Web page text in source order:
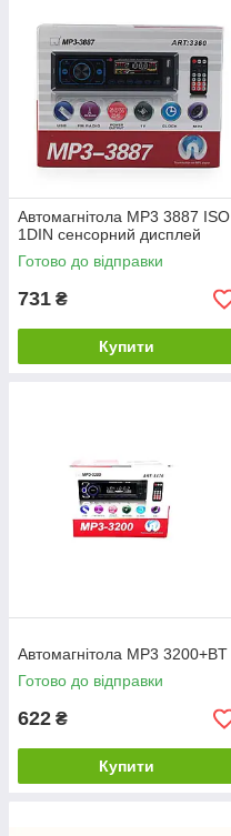
Автомагнітола MP3 3887 ISO
1DIN сенсорний дисплей
Готово до відправки
731 ₴
Купити
Автомагнітола MP3 3200+BT
Готово до відправки
622 ₴
Купити